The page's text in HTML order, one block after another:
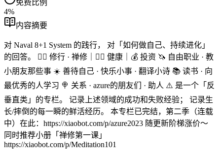
免费比例
4%
内容摘要
对 Naval 8+1 System 的践行， 对「如何做自己、持续进化」
的回答。 🧘‍♀️ 修行 · 禅修｜🏃‍♀️ 健康｜💰 投资 🦄️ 自由职业 · 教
小朋友那些事 ☀️ 善待自己 · 快乐小事 · 翻译小诗 📚 读书 · 向
最优秀的人学习 🍭 关系 · azure的朋友们 · 助人 ⚠️ 是一个「反
垂直类」的专栏。 记录上述领域的成功和失败经验； 记录生
长/摔倒的每一瞬的鲜活经历。 本专栏已完结，第二季（连载
中）在此：https://xiaobot.com/p/azure2023 随更新阶梯涨价～
同时推荐小册「禅修第一课」
https://xiaobot.com/p/Meditation101